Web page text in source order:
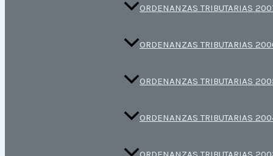
ORDENANZAS TRIBUTARIAS
ORDENANZAS TRIBUTARIAS
ORDENANZAS TRIBUTARIAS
ORDENANZAS TRIBUTARIAS